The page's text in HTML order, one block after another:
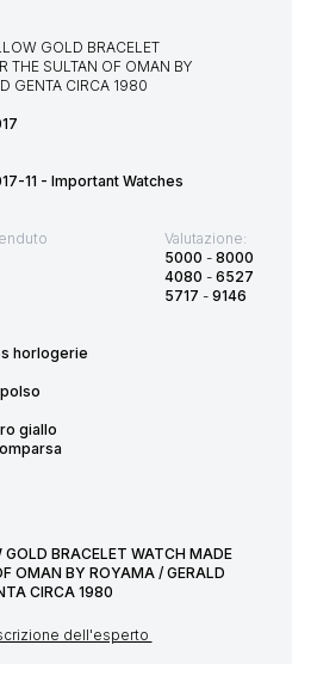
11 - Important Watches
Valutazione:
5000 - 8000
4080 - 6527
5717 - 9146
horlogerie
giallo
BRACELET WATCH MADE
OMAN BY ROYAMA / GERALD
CIRCA 1980
dell'esperto